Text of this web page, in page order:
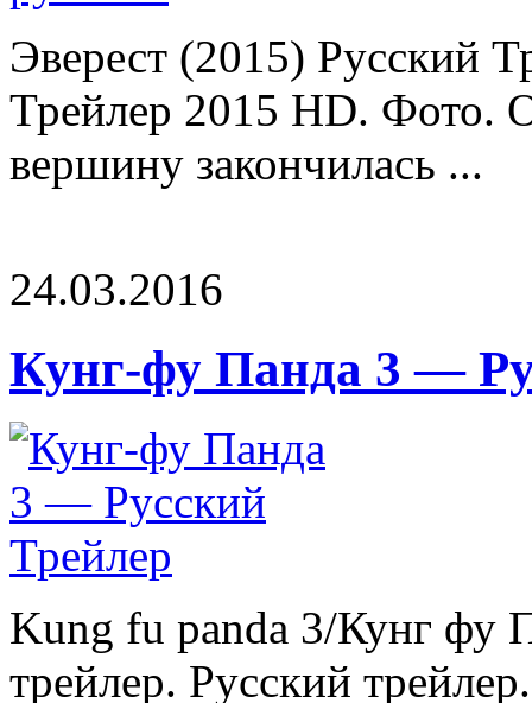
Эверест (2015) Русский
Трейлер 2015 HD. Фото.
вершину закончилась ...
24.03.2016
Кунг-фу Панда 3 —
Kung fu panda 3/Кунг фу
трейлер. Русский